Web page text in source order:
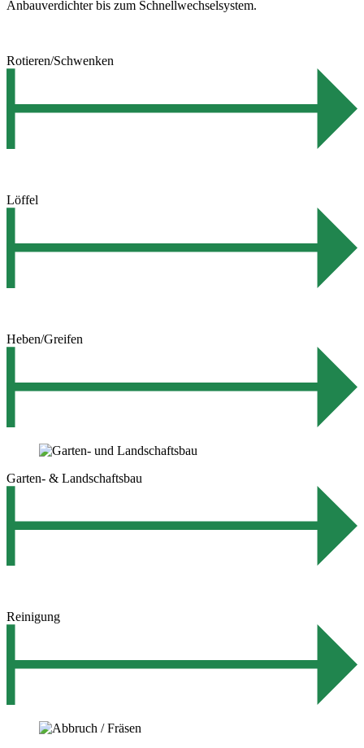
Anbauverdichter bis zum Schnellwechselsystem.
Rotieren/Schwenken
Löffel
Heben/Greifen
Garten- & Landschaftsbau
Reinigung